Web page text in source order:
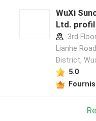
WuXi
Ltd.
3rd
Lianhe
District,
5.0